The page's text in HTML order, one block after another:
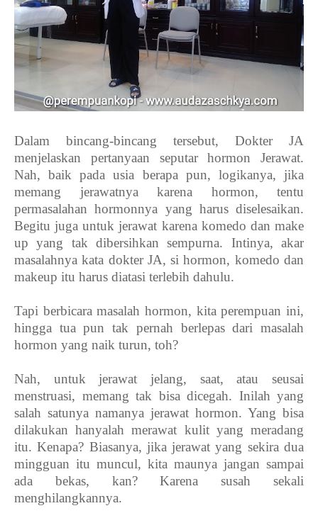
Dalam bincang-bincang tersebut, Dokter JA
menjelaskan pertanyaan seputar hormon Jerawat.
Nah, baik pada usia berapa pun, logikanya, jika
memang jerawatnya karena hormon, tentu
permasalahan hormonnya yang harus diselesaikan.
Begitu juga untuk jerawat karena komedo dan make
up yang tak dibersihkan sempurna. Intinya, akar
masalahnya kata dokter JA, si hormon, komedo dan
makeup itu harus diatasi terlebih dahulu.
Tapi berbicara masalah hormon, kita perempuan ini,
hingga tua pun tak pernah berlepas dari masalah
hormon yang naik turun, toh?
Nah, untuk jerawat jelang, saat, atau seusai
menstruasi, memang tak bisa dicegah. Inilah yang
salah satunya namanya jerawat hormon. Yang bisa
dilakukan hanyalah merawat kulit yang meradang
itu. Kenapa? Biasanya, jika jerawat yang sekira dua
mingguan itu muncul, kita maunya jangan sampai
ada bekas, kan? Karena susah sekali
menghilangkannya.